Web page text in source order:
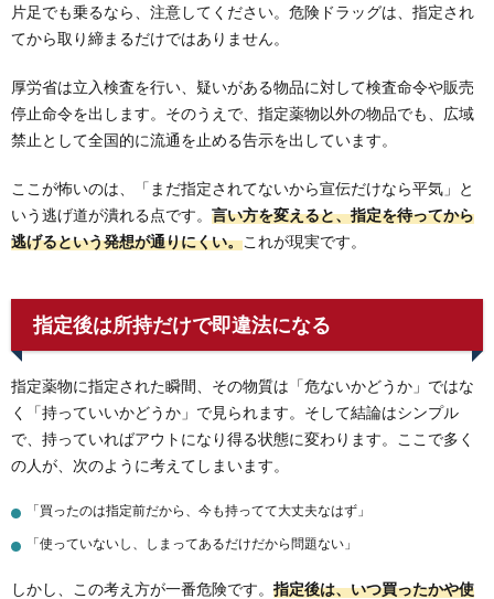
片足でも乗るなら、注意してください。危険ドラッグは、指定され
てから取り締まるだけではありません。
厚労省は立入検査を行い、疑いがある物品に対して検査命令や販売
停止命令を出します。そのうえで、指定薬物以外の物品でも、広域
禁止として全国的に流通を止める告示を出しています。
ここが怖いのは、「まだ指定されてないから宣伝だけなら平気」と
いう逃げ道が潰れる点です。 言い方を変えると、指定を待ってから
逃げるという発想が通りにくい。これが現実です。
指定後は所持だけで即違法になる
指定薬物に指定された瞬間、その物質は「危ないかどうか」ではな
く「持っていいかどうか」で見られます。そして結論はシンプル
で、持っていればアウトになり得る状態に変わります。ここで多く
の人が、次のように考えてしまいます。
「買ったのは指定前だから、今も持ってて大丈夫なはず」
「使っていないし、しまってあるだけだから問題ない」
しかし、この考え方が一番危険です。 指定後は、いつ買ったかや使